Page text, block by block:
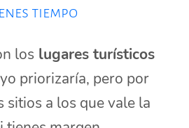
tiempo
los lugares turísticos
priorizaría, pero por
sitios a los que vale la